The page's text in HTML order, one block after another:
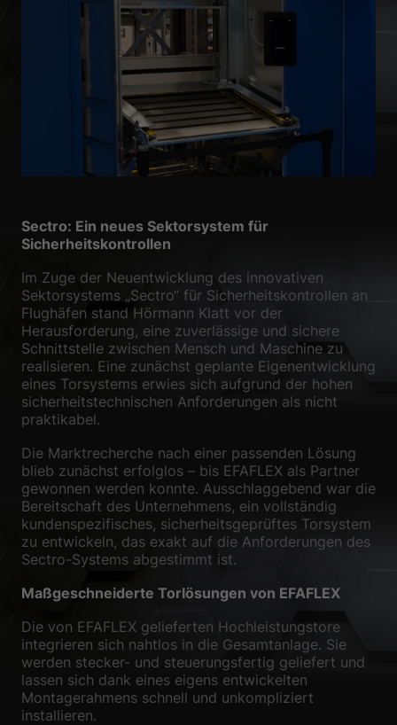
Sectro: Ein neues Sektorsystem für
Sicherheitskontrollen
Im Zuge der Neuentwicklung des innovativen
Sektorsystems „Sectro“ für Sicherheitskontrollen an
Flughäfen stand Hörmann Klatt vor der
Herausforderung, eine zuverlässige und sichere
Schnittstelle zwischen Mensch und Maschine zu
realisieren. Eine zunächst geplante Eigenentwicklung
eines Torsystems erwies sich aufgrund der hohen
sicherheitstechnischen Anforderungen als nicht
praktikabel.
Die Marktrecherche nach einer passenden Lösung
blieb zunächst erfolglos – bis EFAFLEX als Partner
gewonnen werden konnte. Ausschlaggebend war die
Bereitschaft des Unternehmens, ein vollständig
kundenspezifisches, sicherheitsgeprüftes Torsystem
zu entwickeln, das exakt auf die Anforderungen des
Sectro-Systems abgestimmt ist.
Maßgeschneiderte Torlösungen von EFAFLEX
Die von EFAFLEX gelieferten Hochleistungstore
integrieren sich nahtlos in die Gesamtanlage. Sie
werden stecker- und steuerungsfertig geliefert und
lassen sich dank eines eigens entwickelten
Montagerahmens schnell und unkompliziert
installieren.
Zurück
Datenschutzeinstellungen
Essenziell (1)
Essenzielle Cookies ermöglichen grundlegende Funktionen und sind für
die einwandfreie Funktion der Website erforderlich.
Cookie-Informationen anzeigen
Cookie-Informationen anzeigen
Externe Medien (2)
Inhalte von Videoplattformen und Social-Media-Plattformen werden
standardmäßig blockiert. Wenn Cookies von externen Medien akzeptiert
werden, bedarf der Zugriff auf diese Inhalte keiner manuellen
Einwilligung mehr.
Cookie-Informationen anzeigen
Datenschutzerklärung Impressum